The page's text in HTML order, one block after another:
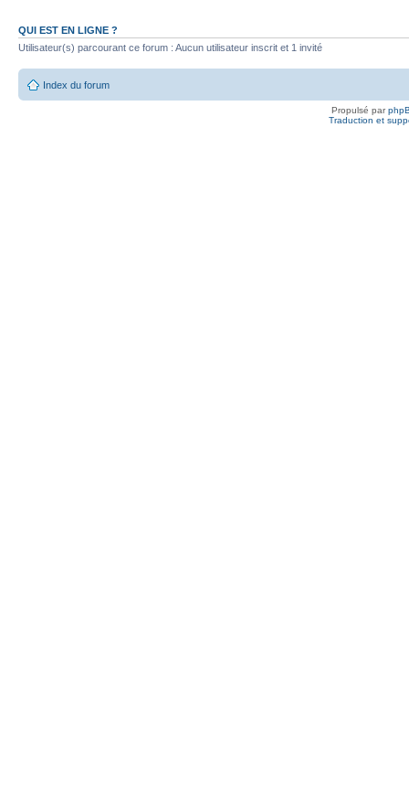
QUI EST EN LIGNE ?
Utilisateur(s) parcourant ce forum : Aucun utilisateur inscrit et 1 invité
Index du forum
Propulsé par
Traduction et